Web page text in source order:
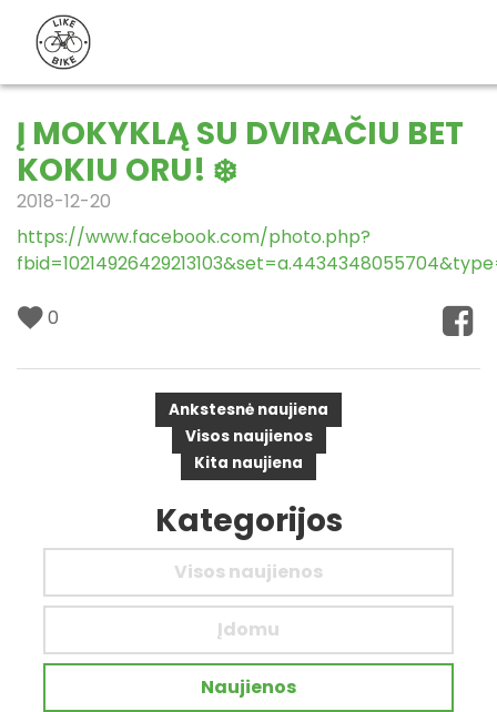
Į MOKYKLĄ SU DVIRAČIU BET
KOKIU ORU! ❄️
2018-12-20
https://www.facebook.com/photo.php?
0
Ankstesnė naujiena
Visos naujienos
Kita naujiena
Kategorijos
Visos naujienos
Įdomu
Naujienos